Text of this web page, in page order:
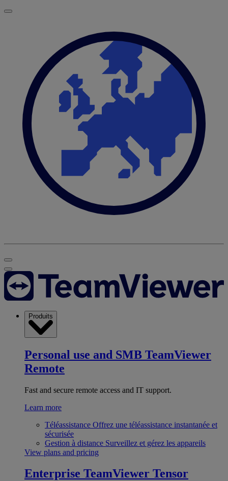
Produits
Personal use and SMB TeamViewer
Remote
Fast and secure remote access and IT support.
Learn more
Téléassistance Offrez une téléassistance instantanée et
sécurisée
Gestion à distance Surveillez et gérez les appareils
View plans and pricing
Enterprise TeamViewer Tensor